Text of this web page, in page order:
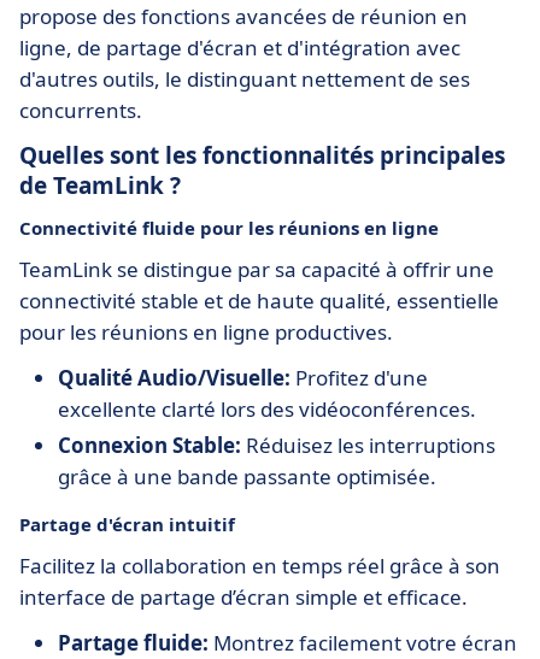
propose des fonctions avancées de réunion en
ligne, de partage d'écran et d'intégration avec
d'autres outils, le distinguant nettement de ses
concurrents.
Quelles sont les fonctionnalités principales
de TeamLink ?
Connectivité fluide pour les réunions en ligne
TeamLink se distingue par sa capacité à offrir une
connectivité stable et de haute qualité, essentielle
pour les réunions en ligne productives.
Qualité Audio/Visuelle: Profitez d'une
excellente clarté lors des vidéoconférences.
Connexion Stable: Réduisez les interruptions
grâce à une bande passante optimisée.
Partage d'écran intuitif
Facilitez la collaboration en temps réel grâce à son
interface de partage d’écran simple et efficace.
Partage fluide: Montrez facilement votre écran